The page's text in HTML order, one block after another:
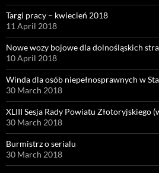
Targi pracy – kwiecień 2018
11 April 2018
Nowe wozy bojowe dla dolnośląskich
10 April 2018
Winda dla osób niepełnosprawnych w
30 March 2018
XLIII Sesja Rady Powiatu Złotoryjskiego
30 March 2018
Burmistrz o serialu
30 March 2018